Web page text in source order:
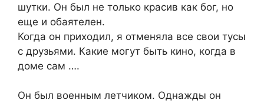
шутки. Он был не только красив как бог, но
еще и обаятелен.
Когда он приходил, я отменяла все свои тусы
с друзьями. Какие могут быть кино, когда в
доме сам ….
Он был военным летчиком. Однажды он